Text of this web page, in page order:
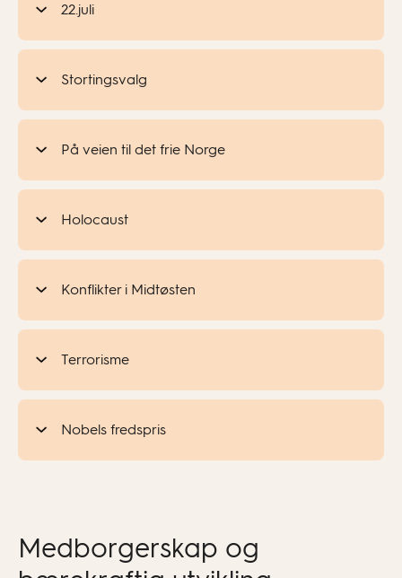
22.juli
Stortingsvalg
På veien til det frie Norge
Holocaust
Konflikter i Midtøsten
Terrorisme
Nobels fredspris
Medborgerskap og